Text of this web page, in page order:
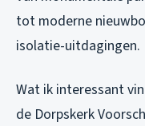
tot moderne
isolatie-uitdagingen.
Wat ik interessant
de Dorpskerk